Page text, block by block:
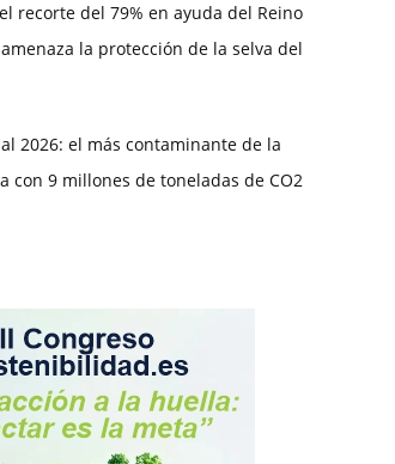
recorte del 79% en ayuda del Reino
la protección de la selva del
2026: el más contaminante de la
con 9 millones de toneladas de CO2